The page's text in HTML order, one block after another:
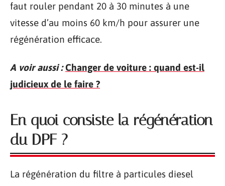
faut rouler pendant 20 à 30 minutes à une
vitesse d’au moins 60 km/h pour assurer une
régénération efficace.
A voir aussi : Changer de voiture : quand est-il
judicieux de le faire ?
En quoi consiste la régénération
du DPF ?
La régénération du filtre à particules diesel